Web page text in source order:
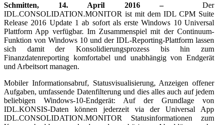
Schmitten, 14. April 2016 – Der
IDL.CONSOLIDATION.MONITOR ist mit dem IDL CPM Suite
Release 2016 Update 1 ab sofort als erste Windows 10 Universal
Plattform App verfügbar. Im Zusammenspiel mit der Continuum-
Funktion von Windows 10 und der IDL-Reporting-Plattform lassen
sich damit der Konsolidierungsprozess bis hin zum
Finanzdatenreporting komfortabel und unabhängig von Endgerät
und Arbeitsort managen.
Mobiler Informationsabruf, Statusvisualisierung, Anzeigen offener
Aufgaben, umfassende Datenfilterung und dies alles auch auf jedem
beliebigen Windows-10-Endgerät: Auf der Grundlage von
IDL.KONSIS-Daten können jederzeit via der Universal App
IDL.CONSOLIDATION.MONITOR Statusinformationen zum